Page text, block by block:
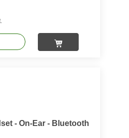
- On-Ear - Bluetooth